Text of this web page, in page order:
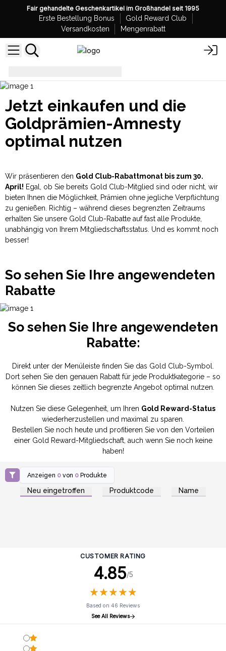
Fair gehandelte Geschenkartikel im Großhandel seit 1995
Erste Bestellung Bonus
Gold Reward Club
Versandkosten
Mengenrabatt
Jetzt einkaufen und die
Goldprämien-Amnesty
optimal nutzen
Wir präsentieren den Gold Club-Rabattmonat bis zum 30.
April! Egal, ob Sie bereits Gold Club-Mitglied sind oder nicht, wir
bieten Ihnen die Möglichkeit, Prämien ohne jegliche Verpflichtung
zu genießen. Richtig – während dieses begrenzten Zeitraums
erhalten Sie unsere Gold Club-Rabatte auf fast alle Produkte,
unabhängig von Ihrem Mitgliedschaftsstatus. Und es kommt noch
besser!
So sehen Sie Ihre angewendeten
Rabatte
So sehen Sie Ihre angewendeten
Rabatte:
Direkt unter der Menüleiste finden Sie das Gold Club-Symbol.
Dort sehen Sie den genauen Rabatt für jede Produktkategorie – so
können Sie dieses zeitlich begrenzte Angebot optimal nutzen.
Nutzen Sie diese Gelegenheit, um Ihren Gold Reward-Status
wiederherzustellen und maximal zu sparen.
Bestellen Sie noch heute und profitieren Sie von den Vorteilen
einer Gold Reward-Mitgliedschaft, auch wenn Sie noch keine
haben!
Anzeigen 0 von 0 Produkte
Neu eingetroffen Produktcode Name
CUSTOMER RATING
4.85/5
★★★★★
★★★★★
Based on 46 Reviews
See All Reviews